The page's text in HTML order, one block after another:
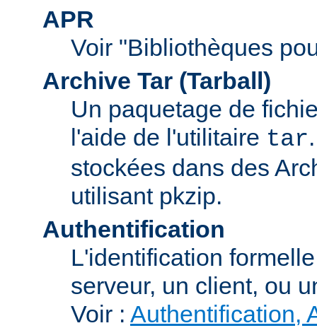
APR
Voir "Bibliothèques
Archive Tar (Tarball)
Un paquetage de
l'aide de l'utilitaire tar
stockées dans des
utilisant pkzip.
Authentification
L'identification
serveur, un client, ou
Voir : Authentification,